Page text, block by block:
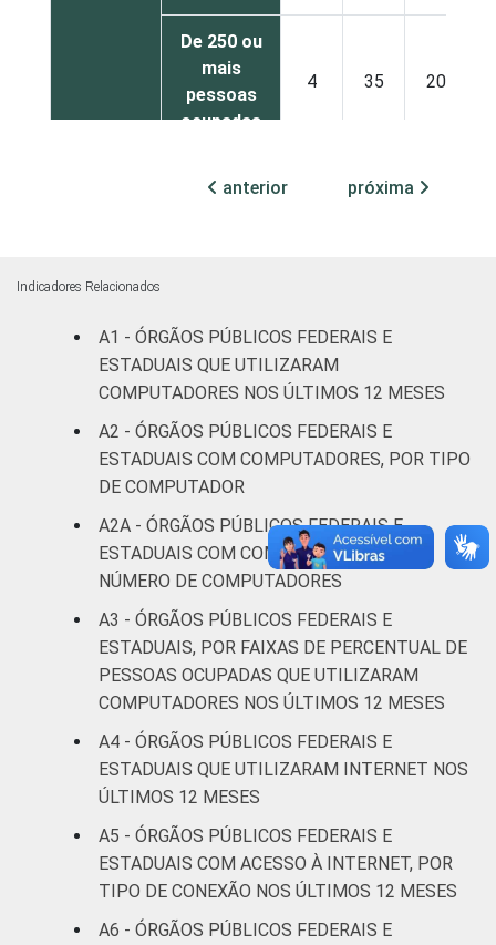
De 250 ou
mais
pessoas
ocupadas
4 35 20
Não
30
Estudos para o Desenvolvimento da
Pesquisa sobre o uso das tecnologias de
informação e comunicação no setor público
brasileiro - TIC Governo Eletrônico 2017
anterior próxima
Indicadores Relacionados
A1 - ÓRGÃOS PÚBLICOS FEDERAIS E
ESTADUAIS QUE UTILIZARAM
COMPUTADORES NOS ÚLTIMOS 12 MESES
A2 - ÓRGÃOS PÚBLICOS FEDERAIS E
ESTADUAIS COM COMPUTADORES, POR TIPO
DE COMPUTADOR
A2A - ÓRGÃOS PÚBLICOS FEDERAIS E
ESTADUAIS COM COMPUTADOR, POR
NÚMERO DE COMPUTADORES
A3 - ÓRGÃOS PÚBLICOS FEDERAIS E
ESTADUAIS, POR FAIXAS DE PERCENTUAL DE
PESSOAS OCUPADAS QUE UTILIZARAM
COMPUTADORES NOS ÚLTIMOS 12 MESES
A4 - ÓRGÃOS PÚBLICOS FEDERAIS E
ESTADUAIS QUE UTILIZARAM INTERNET NOS
ÚLTIMOS 12 MESES
A5 - ÓRGÃOS PÚBLICOS FEDERAIS E
ESTADUAIS COM ACESSO À INTERNET, POR
TIPO DE CONEXÃO NOS ÚLTIMOS 12 MESES
A6 - ÓRGÃOS PÚBLICOS FEDERAIS E